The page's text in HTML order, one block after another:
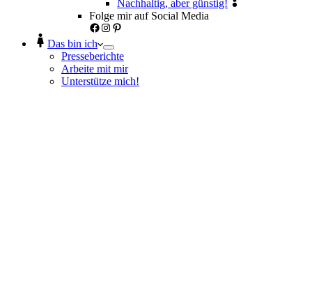
Nachhaltig, aber günstig!
Folge mir auf Social Media
Facebook
Instagram
Pinterest
Das bin ich
Presseberichte
Arbeite mit mir
Unterstütze mich!